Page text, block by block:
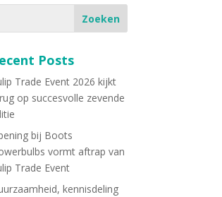
Posts
Trade Event 2026 kijkt
op succesvolle zevende
bij Boots
vormt aftrap van
Trade Event
kennisdeling